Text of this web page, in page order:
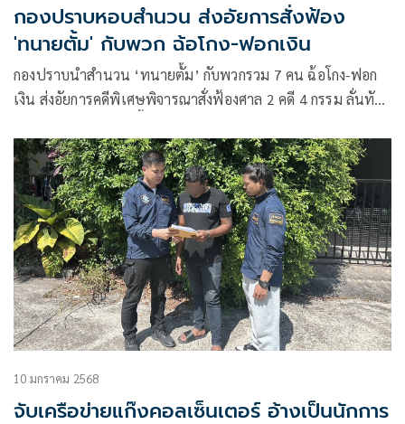
กองปราบหอบสำนวน ส่งอัยการสั่งฟ้อง
'ทนายตั้ม' กับพวก ฉ้อโกง-ฟอกเงิน
กองปราบนำสำนวน ‘ทนายตั้ม’ กับพวกรวม 7 คน ฉ้อโกง-ฟอก
เงิน ส่งอัยการคดีพิเศษพิจารณาสั่งฟ้องศาล 2 คดี 4 กรรม ลั่นทัน
ฟัน
10 มกราคม 2568
จับเครือข่ายแก๊งคอลเซ็นเตอร์ อ้างเป็นนักการ